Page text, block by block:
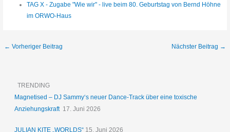
TAG X - Zugabe "Wie wir" - live beim 80. Geburtstag von Bernd Höhne
im ORWO-Haus
← Vorheriger Beitrag Nächster Beitrag →
TRENDING
Magnetised – DJ Sammy‘s neuer Dance-Track über eine toxische
Anziehungskraft 17. Juni 2026
JULIAN KITE „WORLDS“ 15. Juni 2026